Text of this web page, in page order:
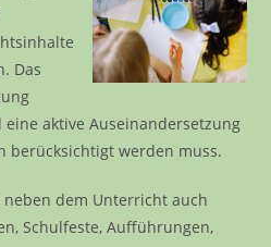
Das
aktive Auseinandersetzung
berücksichtigt werden muss.
dem Unterricht auch
Schulfeste, Aufführungen,